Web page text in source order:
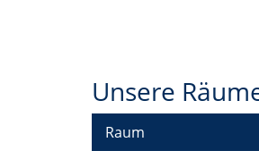
Unsere
Raum